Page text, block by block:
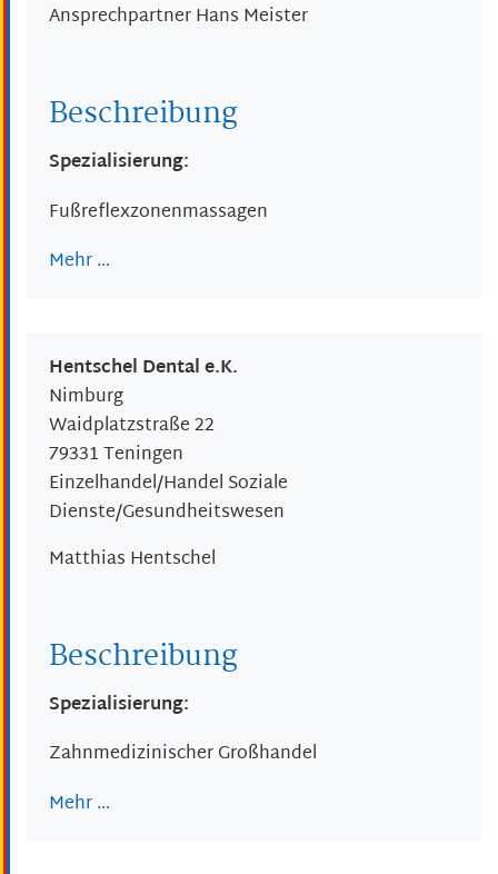
AnsprechpartnerHans Meister
Beschreibung
Spezialisierung:
Fußreflexzonenmassagen
Mehr …
Hentschel Dental e.K.
Nimburg
Waidplatzstraße 22
79331Teningen
Einzelhandel/Handel Soziale
Dienste/Gesundheitswesen
Matthias Hentschel
Beschreibung
Spezialisierung:
Zahnmedizinischer Großhandel
Mehr …